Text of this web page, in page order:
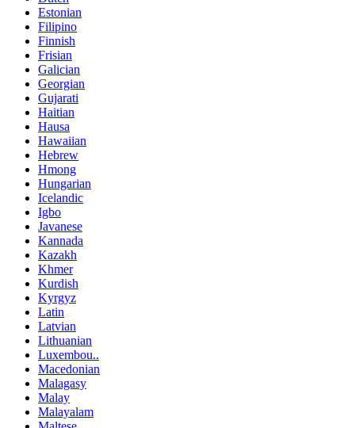
Estonian
Filipino
Finnish
Frisian
Galician
Georgian
Gujarati
Haitian
Hausa
Hawaiian
Hebrew
Hmong
Hungarian
Icelandic
Igbo
Javanese
Kannada
Kazakh
Khmer
Kurdish
Kyrgyz
Latin
Latvian
Lithuanian
Luxembou..
Macedonian
Malagasy
Malay
Malayalam